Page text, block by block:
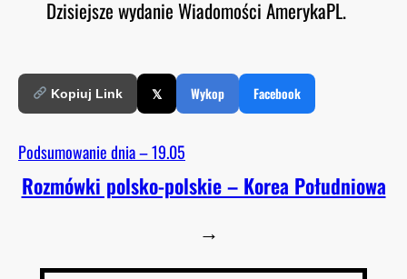
O
RSS FEED
Dzisiejsze wydanie Wiadomości AmerykaPL.
Kopiuj Link 𝕏 Wykop Facebook
Podsumowanie dnia – 19.05
Rozmówki polsko-polskie – Korea Południowa
→